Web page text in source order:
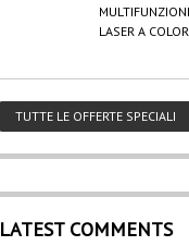
LASER A
TUTTE LE OFFERTE SPECIALI
LATEST COMMENTS